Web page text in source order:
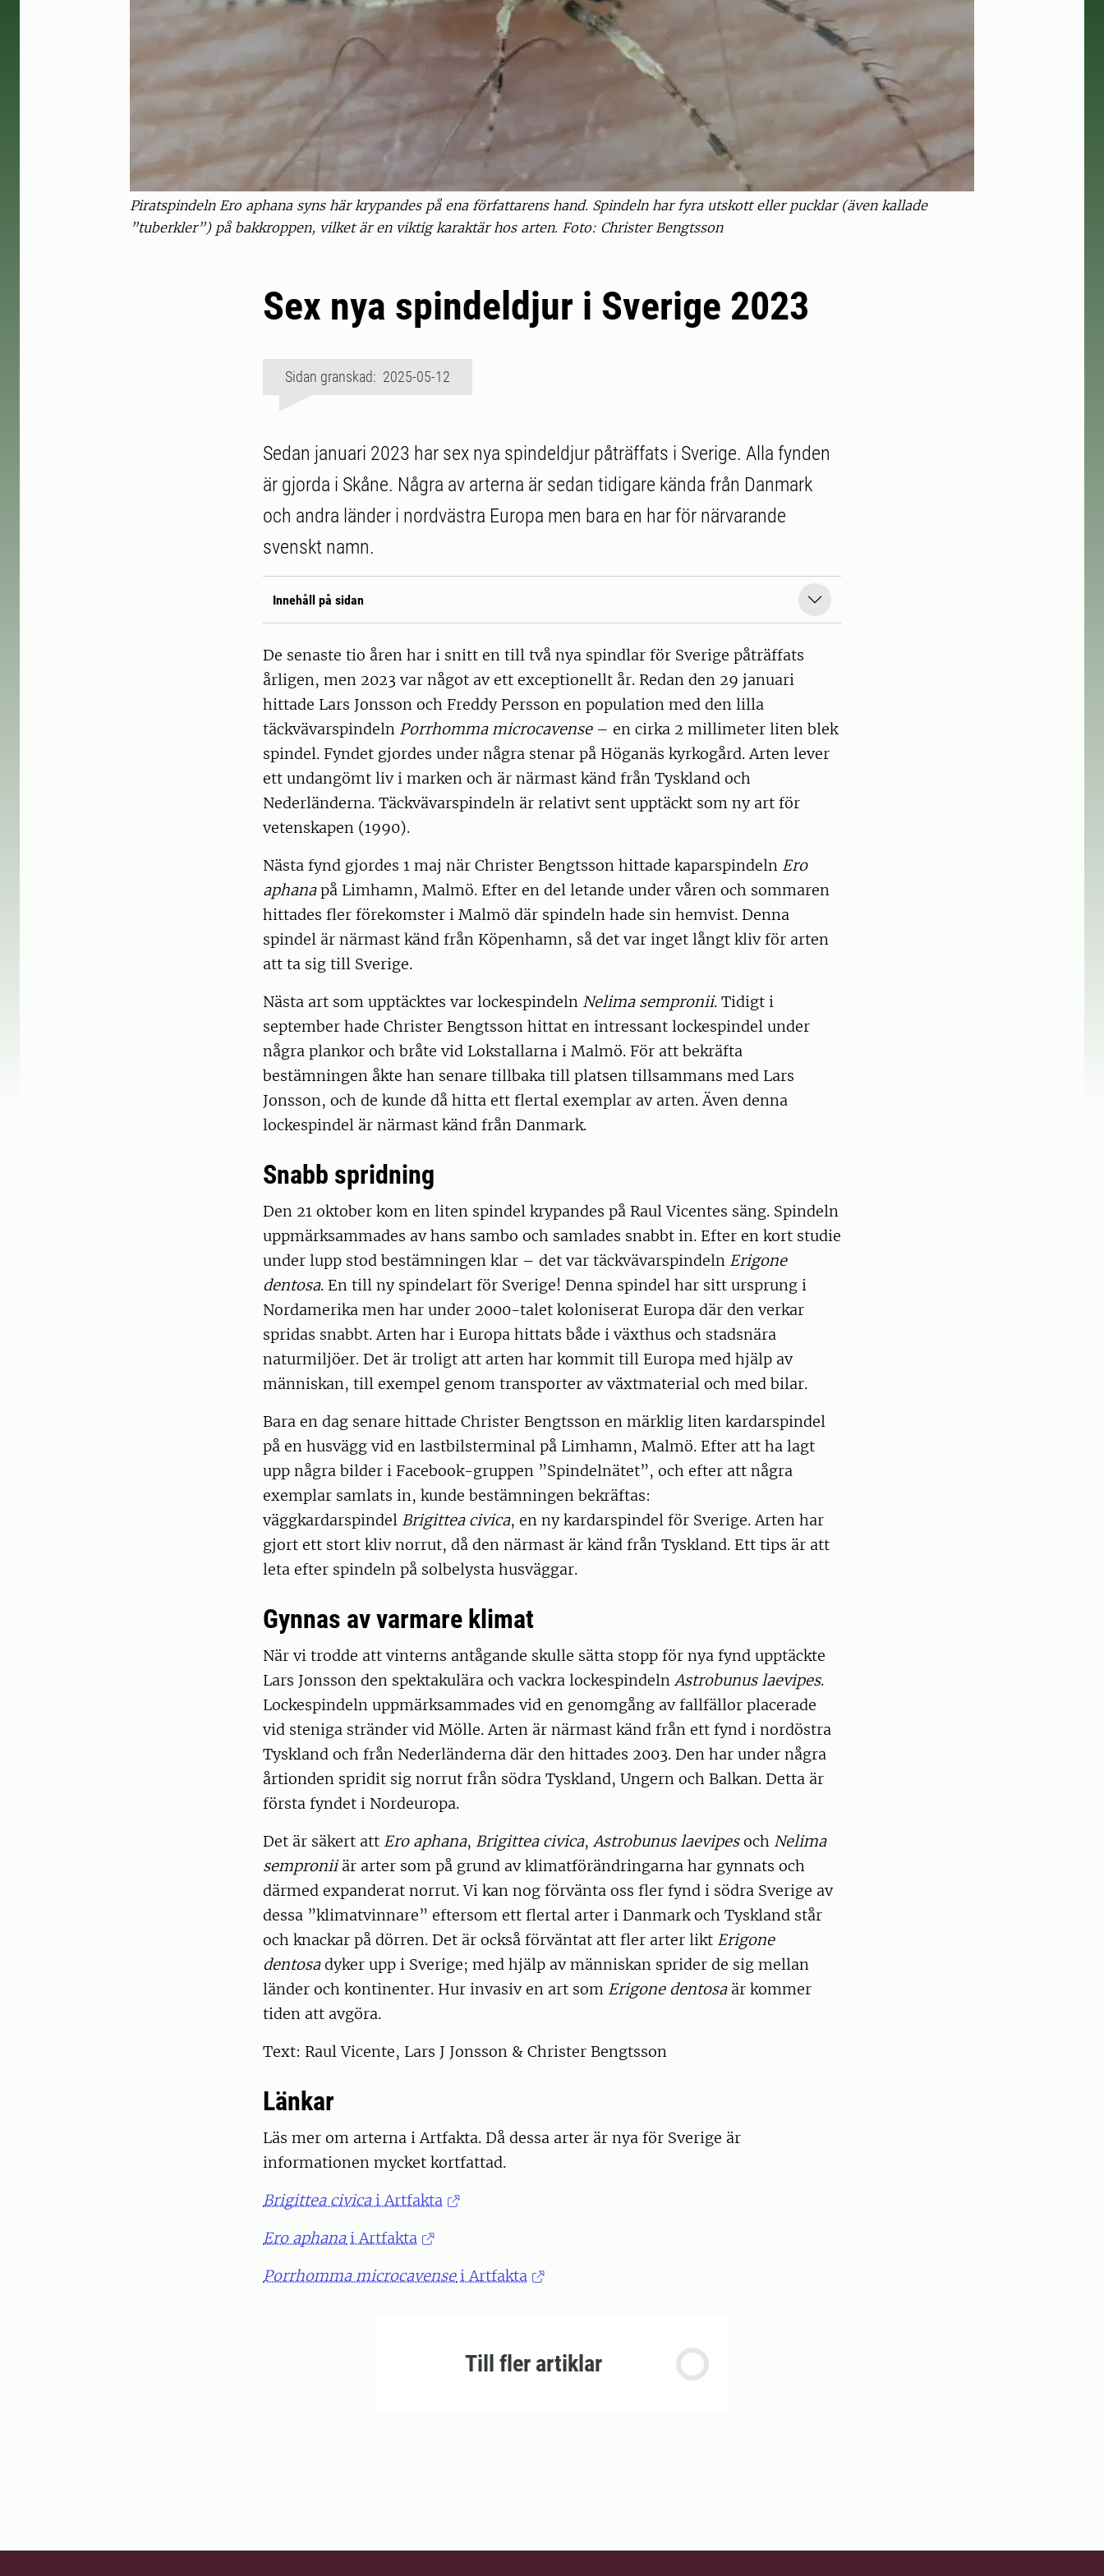
Piratspindeln Ero aphana syns här krypandes på ena författarens hand. Spindeln har fyra utskott eller pucklar (även kallade
”tuberkler”) på bakkroppen, vilket är en viktig karaktär hos arten. Foto: Christer Bengtsson
Sex nya spindeldjur i Sverige 2023
Sidan granskad: 2025-05-12
Sedan januari 2023 har sex nya spindeldjur påträffats i Sverige. Alla fynden
är gjorda i Skåne. Några av arterna är sedan tidigare kända från Danmark
och andra länder i nordvästra Europa men bara en har för närvarande
svenskt namn.
Innehåll på sidan
De senaste tio åren har i snitt en till två nya spindlar för Sverige påträffats
årligen, men 2023 var något av ett exceptionellt år. Redan den 29 januari
hittade Lars Jonsson och Freddy Persson en population med den lilla
täckvävarspindeln Porrhomma microcavense– en cirka 2 millimeter liten blek
spindel. Fyndet gjordes under några stenar på Höganäs kyrkogård. Arten lever
ett undangömt liv i marken och är närmast känd från Tyskland och
Nederländerna. Täckvävarspindeln är relativt sent upptäckt som ny art för
vetenskapen (1990).
Nästa fynd gjordes 1 maj när Christer Bengtsson hittade kaparspindeln Ero
aphanapå Limhamn, Malmö. Efter en del letande under våren och sommaren
hittades fler förekomster i Malmö där spindeln hade sin hemvist. Denna
spindel är närmast känd från Köpenhamn, så det var inget långt kliv för arten
att ta sig till Sverige.
Nästa art som upptäcktes var lockespindeln Nelima sempronii. Tidigt i
september hade Christer Bengtsson hittat en intressant lockespindel under
några plankor och bråte vid Lokstallarna i Malmö. För att bekräfta
bestämningen åkte han senare tillbaka till platsen tillsammans med Lars
Jonsson, och de kunde då hitta ett flertal exemplar av arten. Även denna
lockespindel är närmast känd från Danmark.
Snabb spridning
Den 21 oktober kom en liten spindel krypandes på Raul Vicentes säng. Spindeln
uppmärksammades av hans sambo och samlades snabbt in. Efter en kort studie
under lupp stod bestämningen klar – det var täckvävarspindeln Erigone
dentosa. En till ny spindelart för Sverige! Denna spindel har sitt ursprung i
Nordamerika men har under 2000-talet koloniserat Europa där den verkar
spridas snabbt. Arten har i Europa hittats både i växthus och stadsnära
naturmiljöer. Det är troligt att arten har kommit till Europa med hjälp av
människan, till exempel genom transporter av växtmaterial och med bilar.
Bara en dag senare hittade Christer Bengtsson en märklig liten kardarspindel
på en husvägg vid en lastbilsterminal på Limhamn, Malmö. Efter att ha lagt
upp några bilder i Facebook-gruppen ”Spindelnätet”, och efter att några
exemplar samlats in, kunde bestämningen bekräftas:
väggkardarspindel Brigittea civica, en ny kardarspindel för Sverige. Arten har
gjort ett stort kliv norrut, då den närmast är känd från Tyskland. Ett tips är att
leta efter spindeln på solbelysta husväggar.
Gynnas av varmare klimat
När vi trodde att vinterns antågande skulle sätta stopp för nya fynd upptäckte
Lars Jonsson den spektakulära och vackra lockespindeln Astrobunus laevipes.
Lockespindeln uppmärksammades vid en genomgång av fallfällor placerade
vid steniga stränder vid Mölle. Arten är närmast känd från ett fynd i nordöstra
Tyskland och från Nederländerna där den hittades 2003. Den har under några
årtionden spridit sig norrut från södra Tyskland, Ungern och Balkan. Detta är
första fyndet i Nordeuropa.
Det är säkert att Ero aphana, Brigittea civica, Astrobunus laevipesoch Nelima
semproniiär arter som på grund av klimatförändringarna har gynnats och
därmed expanderat norrut. Vi kan nog förvänta oss fler fynd i södra Sverige av
dessa ”klimatvinnare” eftersom ett flertal arter i Danmark och Tyskland står
och knackar på dörren. Det är också förväntat att fler arter likt Erigone
dentosadyker upp i Sverige; med hjälp av människan sprider de sig mellan
länder och kontinenter. Hur invasiv en art som Erigone dentosaär kommer
tiden att avgöra.
Text: Raul Vicente, Lars J Jonsson & Christer Bengtsson
Länkar
Läs mer om arterna i Artfakta. Då dessa arter är nya för Sverige är
informationen mycket kortfattad.
Brigittea civicai Artfakta
Ero aphanai Artfakta
Porrhomma microcavensei Artfakta
Till fler artiklar